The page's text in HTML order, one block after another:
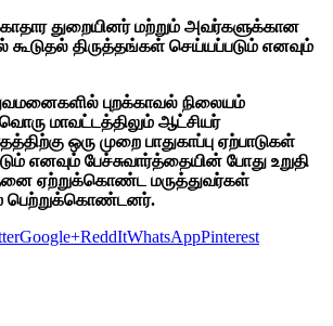
துறையினர் மற்றும் அவர்களுக்கான
கூடுதல் திருத்தங்கள் செய்யப்படும் எனவும்
புறக்காவல் நிலையம்
மாவட்டத்திலும் ஆட்சியர்
ஒரு முறை பாதுகாப்பு ஏற்பாடுகள்
எனவும் பேச்சுவார்த்தையின் போது உறுதி
ஏற்றுக்கொண்ட மருத்துவர்கள்
பெற்றுக்கொண்டனர்.
Google+ReddItWhatsAppPinterest